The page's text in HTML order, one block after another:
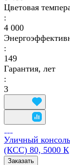
Цветовая
:
4 000
:
149
Гарантия, лет
:
3
Уличный
(КСС) 80, 5000 К
Заказать